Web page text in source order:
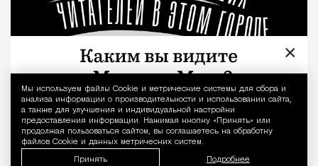
Уведомление
Мы используем файлы Сookie и метрические системы для сбора и
анализа информации о производительности и использовании сайта,
а также для улучшения и индивидуальной настройки
предоставления информации. Нажимая кнопку «Принять» или
продолжая пользоваться сайтом, вы соглашаетесь на обработку
файлов Cookie и данных метрических систем.
Принять Подробнее
×